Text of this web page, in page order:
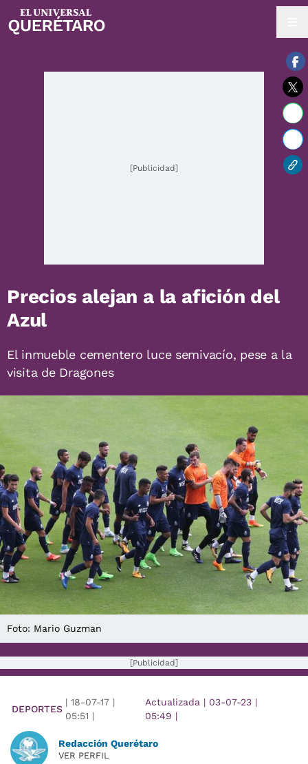
08 / agosto / 2026 | 10:27 hrs.
[Publicidad]
Precios alejan a la afición del
Azul
El inmueble cementero luce semivacío, pese a la
visita de Dragones
Foto: Mario Guzman
[Publicidad]
DEPORTES
| 18-07-17 |
05:51 |
Actualizada | 03-07-23 |
05:49 |
Redacción Querétaro
VER PERFIL